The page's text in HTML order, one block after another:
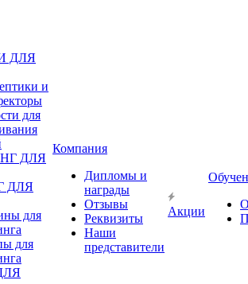
ДЛЯ
и
для
ДЛЯ
для
для
Компания
Дипломы и
награды
Отзывы
Реквизиты
Наши
представители
Акции